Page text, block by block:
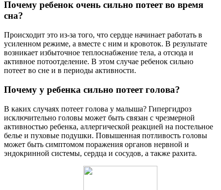
Почему ребенок очень сильно потеет во время
сна?
Происходит это из-за того, что сердце начинает работать в
усиленном режиме, а вместе с ним и кровоток. В результате
возникает избыточное теплоснабжение тела, а отсюда и
активное потоотделение. В этом случае ребенок сильно
потеет во сне и в периоды активности.
Почему у ребенка сильно потеет голова?
В каких случаях потеет голова у малыша? Гипергидроз
исключительно головы может быть связан с чрезмерной
активностью ребенка, аллергической реакцией на постельное
белье и пуховые подушки. Повышенная потливость головы
может быть симптомом поражения органов нервной и
эндокринной системы, сердца и сосудов, а также рахита.